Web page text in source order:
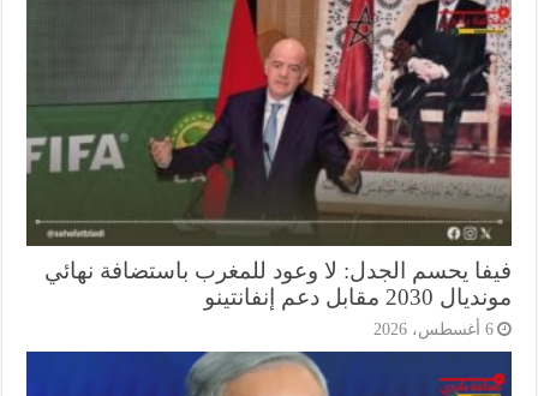
يحسم الجدل: لا وعود للمغرب باستضافة نهائي
مقابل دعم إنفانتينو